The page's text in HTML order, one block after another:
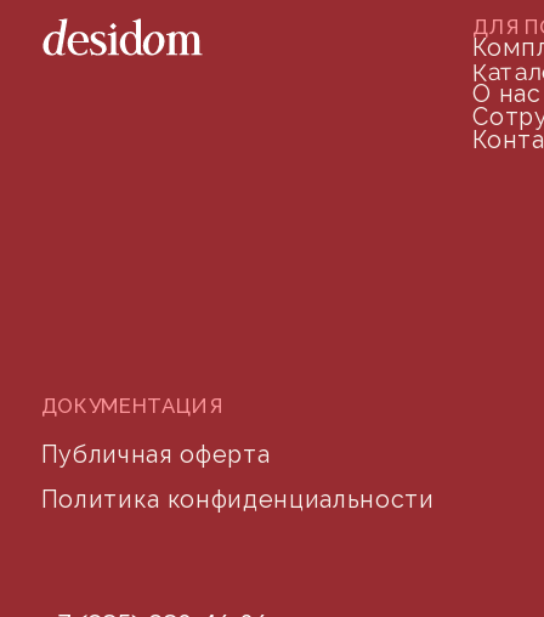
©2024 desidom. Все права защищены
Политика конфиденциальности